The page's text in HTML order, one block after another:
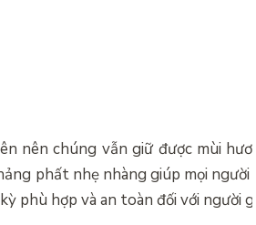
nên chúng vẫn giữ được mùi
phất nhẹ nhàng giúp mọi
phù hợp và an toàn đối với người